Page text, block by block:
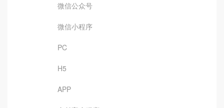
微信公众号
微信小程序
PC
H5
APP